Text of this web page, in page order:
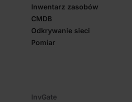
Inwentarz zasobów
CMDB
Odkrywanie sieci
Pomiar
InvGate